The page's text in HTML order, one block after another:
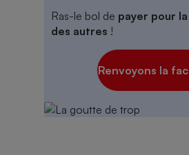
Ras-le bol de payer pour
des autres !
Renvoyons la